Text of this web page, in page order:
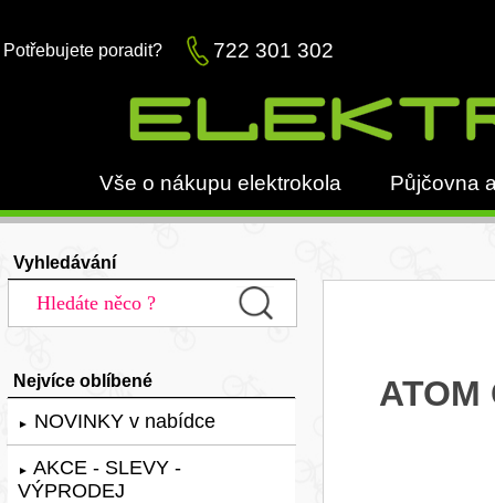
Potřebujete poradit? 722 301 302
Vše o nákupu elektrokola Půjčovna
Vyhledávání
Nejvíce oblíbené
► NOVINKY v nabídce
► AKCE - SLEVY -
VÝPRODEJ
ATOM